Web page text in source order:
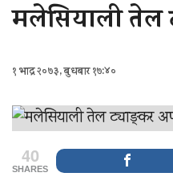
मलेसियाली
१ भाद्र २०७३, बुधबार १७:४०
40
SHARES